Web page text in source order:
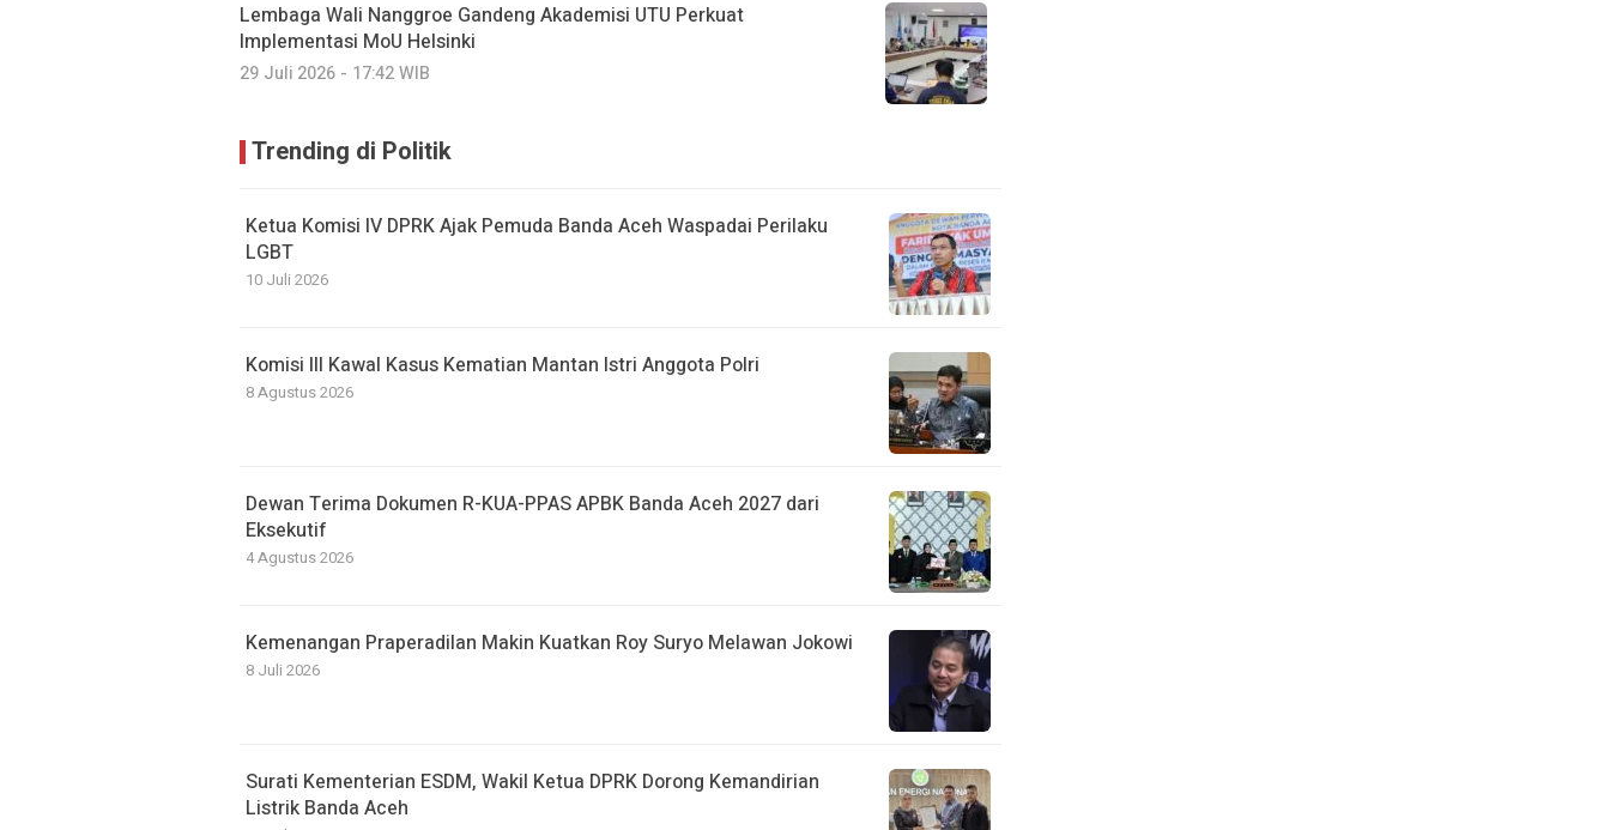
Lembaga Wali Nanggroe Gandeng Akademisi UTU Perkuat
Implementasi MoU Helsinki
29 Juli 2026 - 17:42 WIB
Trending di Politik
Ketua Komisi IV DPRK Ajak Pemuda Banda Aceh Waspadai Perilaku
LGBT
10 Juli 2026
Komisi III Kawal Kasus Kematian Mantan Istri Anggota Polri
8 Agustus 2026
Dewan Terima Dokumen R-KUA-PPAS APBK Banda Aceh 2027 dari
Eksekutif
4 Agustus 2026
Kemenangan Praperadilan Makin Kuatkan Roy Suryo Melawan Jokowi
8 Juli 2026
Surati Kementerian ESDM, Wakil Ketua DPRK Dorong Kemandirian
Listrik Banda Aceh